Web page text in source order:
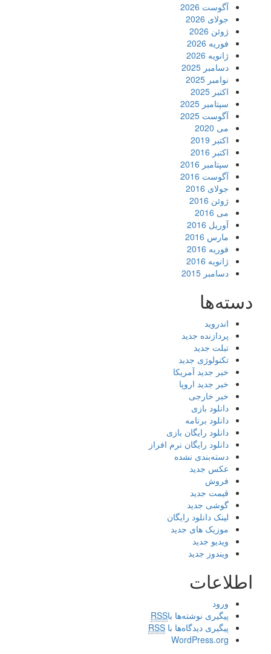
آگوست 2026
جولای 2026
ژوئن 2026
فوریه 2026
ژانویه 2026
دسامبر 2025
نوامبر 2025
اکتبر 2025
سپتامبر 2025
آگوست 2025
می 2020
اکتبر 2019
اکتبر 2016
سپتامبر 2016
آگوست 2016
جولای 2016
ژوئن 2016
می 2016
آوریل 2016
مارس 2016
فوریه 2016
ژانویه 2016
دسامبر 2015
دسته‌ها
اندروید
پردازنده جدید
تبلت جدید
تکنولوژی جدید
خبر جدید آمریکا
خبر جدید اروپا
خبر خارجی
دانلود بازی
دانلود برنامه
دانلود رایگان بازی
دانلود رایگان نرم افراز
دسته‌بندی نشده
عکس جدید
فروش
قیمت جدید
گوشی جدید
لینک دانلود رایگان
موزیک های جدید
ویدیو جدید
ویندوز جدید
اطلاعات
ورود
پیگیری نوشته‌ها باRSS
پیگیری دیدگاه‌ها با RSS
WordPress.org